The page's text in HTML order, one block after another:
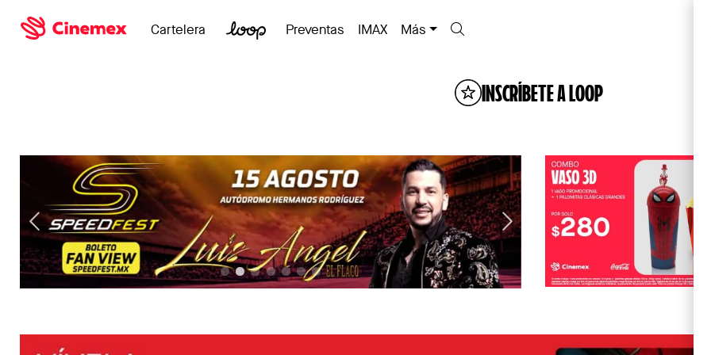
Cartelera Preventas IMAX Más
INSCRÍBETE A LOOP